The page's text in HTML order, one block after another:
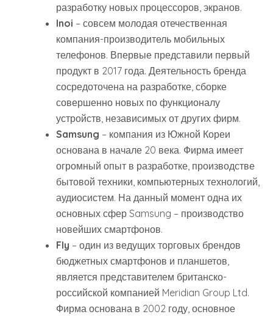
разработку новых процессоров, экранов.
Inoi – совсем молодая отечественная
компания-производитель мобильных
телефонов. Впервые представили первый
продукт в 2017 года. Деятельность бренда
сосредоточена на разработке, сборке
совершенно новых по функционалу
устройств, независимых от других фирм.
Samsung – компания из Южной Кореи
основана в начале 20 века. Фирма имеет
огромный опыт в разработке, производстве
бытовой техники, компьютерных технологий,
аудиосистем. На данный момент одна их
основных сфер Samsung – производство
новейших смартфонов.
Fly – один из ведущих торговых брендов
бюджетных смартфонов и планшетов,
является представителем британско-
российской компанией Meridian Group Ltd.
Фирма основана в 2002 году, основное